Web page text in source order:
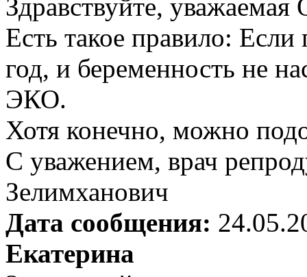
Здравствуйте, уважаемая
Есть такое правило:
год, и беременность не
ЭКО.
Хотя конечно, можно
С уважением, врач
Зелимханович
Дата сообщения:
Екатерина